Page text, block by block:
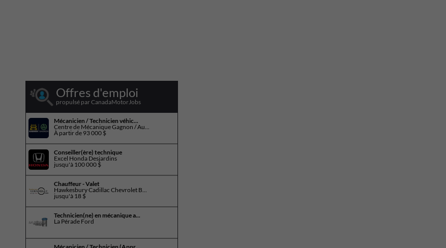
Offres d'emploi
propulsé par CanadaMotorJobs
Mécanicien / Technicien véhic...
Centre de Mécanique Gagnon / Au...
À partir de 93 000 $
Conseiller(ère) technique
Excel Honda Desjardins
jusqu'à 100 000 $
Chauffeur - Valet
Hawkesbury Cadillac Chevrolet B...
jusqu'à 18 $
Technicien(ne) en mécanique a...
La Pérade Ford